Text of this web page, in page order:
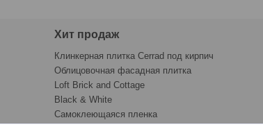
Хит продаж
Клинкерная плитка Cerrad под кирпич
Облицовочная фасадная плитка
Loft Brick and Cottage
Black & White
Самоклеющаяся пленка